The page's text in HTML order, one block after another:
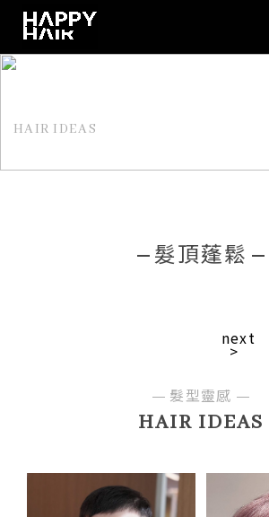
HAIR IDEAS
髮頂蓬鬆
next
>
HAIR IDEAS
髮型靈感